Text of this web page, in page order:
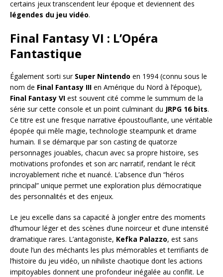
certains jeux transcendent leur époque et deviennent des
légendes du jeu vidéo.
Final Fantasy VI : L’Opéra
Fantastique
Également sorti sur Super Nintendo en 1994 (connu sous le
nom de Final Fantasy III en Amérique du Nord à l’époque),
Final Fantasy VI est souvent cité comme le summum de la
série sur cette console et un point culminant du JRPG 16 bits.
Ce titre est une fresque narrative époustouflante, une véritable
épopée qui mêle magie, technologie steampunk et drame
humain. Il se démarque par son casting de quatorze
personnages jouables, chacun avec sa propre histoire, ses
motivations profondes et son arc narratif, rendant le récit
incroyablement riche et nuancé. L’absence d’un “héros
principal” unique permet une exploration plus démocratique
des personnalités et des enjeux.
Le jeu excelle dans sa capacité à jongler entre des moments
d’humour léger et des scènes d’une noirceur et d’une intensité
dramatique rares. L’antagoniste, Kefka Palazzo, est sans
doute l’un des méchants les plus mémorables et terrifiants de
l’histoire du jeu vidéo, un nihiliste chaotique dont les actions
impitoyables donnent une profondeur inégalée au conflit. Le